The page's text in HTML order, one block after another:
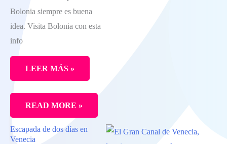
BALSÁMICO.
¿TE
VAS
A
Bolonia siempre es buena
idea. Visita Bolonia con esta
info
LEER MÁS »
LO
MEJOR
DE
READ MORE »
Escapada de dos días en
Venecia